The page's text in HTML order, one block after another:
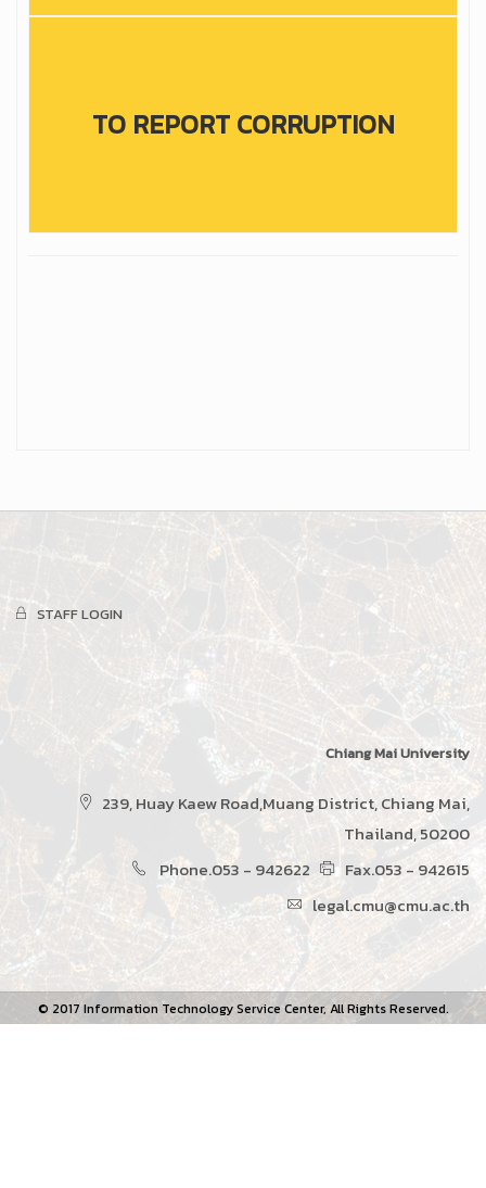
STAFF LOGIN
Chiang Mai University
239, Huay Kaew Road,Muang District, Chiang Mai,
Thailand, 50200
Phone.053 - 942622
Fax.053 - 942615
legal.cmu@cmu.ac.th
© 2017 Information Technology Service Center, All Rights Reserved.